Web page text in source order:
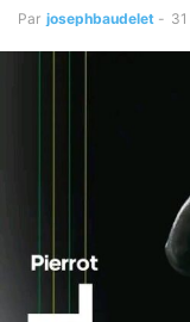
Par josephbaudelet -